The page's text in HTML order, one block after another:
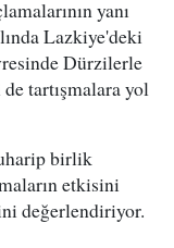
yanı
Lazkiye'deki
Dürzilerle
tartışmalara yol
birlik
etkisini
değerlendiriyor.